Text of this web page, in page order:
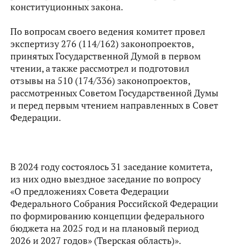
конституционных закона.
По вопросам своего ведения комитет провел
экспертизу 276 (114/162) законопроектов,
принятых Государственной Думой в первом
чтении, а также рассмотрел и подготовил
отзывы на 510 (174/336) законопроектов,
рассмотренных Советом Государственной Думы
и перед первым чтением направленных в Совет
Федерации.
В 2024 году состоялось 31 заседание комитета,
из них одно выездное заседание по вопросу
«О предложениях Совета Федерации
Федерального Собрания Российской Федерации
по формированию концепции федерального
бюджета на 2025 год и на плановый период
2026 и 2027 годов» (Тверская область)».